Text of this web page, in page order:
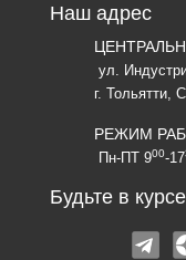
Наш адрес
ул.
г. Тольятти,
РЕЖИМ
Пн-ПТ 900-17
Будьте в курсе